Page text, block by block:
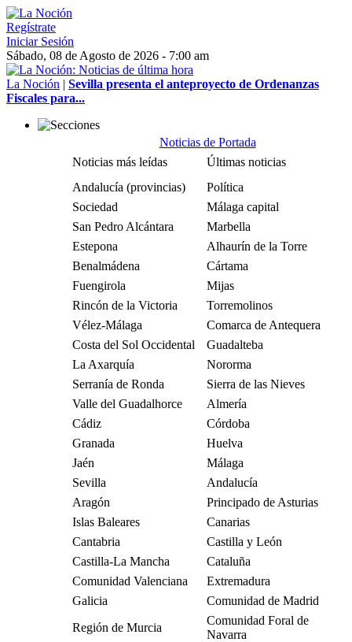
Regístrate
Iniciar Sesión
Sábado, 08 de Agosto de 2026 - 7:00 am
La Noción | Sevilla presenta el anteproyecto de Ordenanzas
Fiscales para...
Noticias de Portada
Noticias más leídas
Últimas noticias
Andalucía (provincias)
Política
Sociedad
Málaga capital
San Pedro Alcántara
Marbella
Estepona
Alhaurín de la Torre
Benalmádena
Cártama
Fuengirola
Mijas
Rincón de la Victoria
Torremolinos
Vélez-Málaga
Comarca de Antequera
Costa del Sol Occidental
Guadalteba
La Axarquía
Nororma
Serranía de Ronda
Sierra de las Nieves
Valle del Guadalhorce
Almería
Cádiz
Córdoba
Granada
Huelva
Jaén
Málaga
Sevilla
Andalucía
Aragón
Principado de Asturias
Islas Baleares
Canarias
Cantabria
Castilla y León
Castilla-La Mancha
Cataluña
Comunidad Valenciana
Extremadura
Galicia
Comunidad de Madrid
Región de Murcia
Comunidad Foral de
Navarra